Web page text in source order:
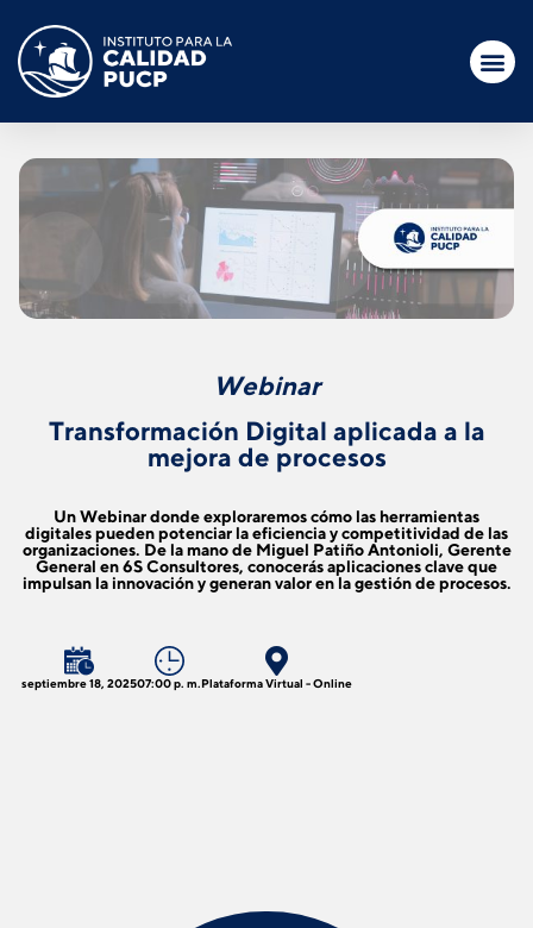
Webinar
Transformación Digital aplicada a la
mejora de procesos
Un Webinar donde exploraremos cómo las herramientas
digitales pueden potenciar la eficiencia y competitividad de las
organizaciones. De la mano de Miguel Patiño Antonioli, Gerente
General en 6S Consultores, conocerás aplicaciones clave que
impulsan la innovación y generan valor en la gestión de procesos.
septiembre 18, 202507:00 p. m.Plataforma Virtual - Online